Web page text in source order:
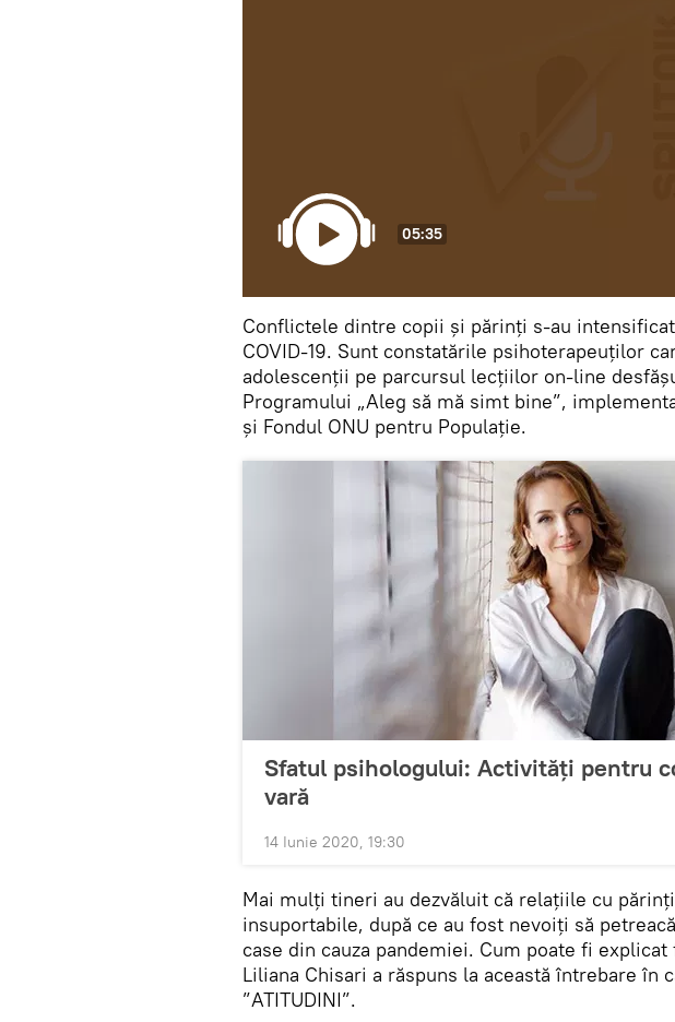
05:35
Conflictele dintre copii și părinți s-au
COVID-19. Sunt constatările psihoterapeuților
adolescenții pe parcursul lecțiilor on-line
Programului „Aleg să mă simt bine”,
și Fondul ONU pentru Populație.
Sfatul psihologului: Activități pentru
vară
14 Iunie 2020, 19:30
Mai mulți tineri au dezvăluit că relațiile cu
insuportabile, după ce au fost nevoiți să
case din cauza pandemiei. Cum poate fi
Liliana Chisari a răspuns la această întrebare în
”ATITUDINI”.